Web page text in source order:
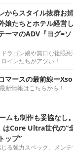
からスタイル抜群お
娘たちとホテル経営
ーマのADV『ヨグ=
ラゴン娘や無口な複眼
インたちがアツい！
マースの最前線ー
新情報はこちらから！
ムも制作も妥協な
Core Ultra世代の“
ップ”
る強力スペック。メン